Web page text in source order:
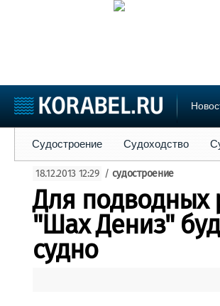
Судостроение
Пульс
Новости
Компании
Репутация
Работа
Крюинг
Торговая
Доска
Продажа флота
Оборудование
Изделия
Судостроение Судоходство
18.12.2013 12:29 / судостроение
Для подводных
"Шах Дениз"
судно